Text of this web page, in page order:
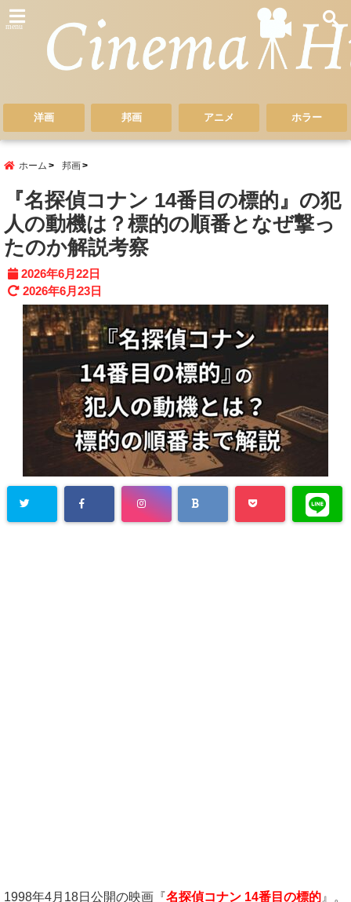
menu
洋画 邦画 アニメ ホラー
ホーム 邦画
『名探偵コナン 14番目の標的』の犯
人の動機は？標的の順番となぜ撃っ
たのか解説考察
2026年6月22日
2026年6月23日
1998年4月18日公開の映画『名探偵コナン 14番目の標的 』。